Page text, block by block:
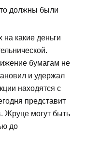
должны были
какие деньги
бумагам не
и удержал
находятся с
представит
Жруце могут быть
до